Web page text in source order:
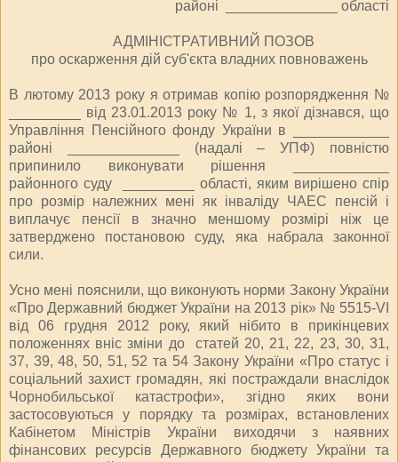
районі ______________ області
АДМІНІСТРАТИВНИЙ ПОЗОВ
про оскарження дій суб'єкта владних повноважень
В лютому 2013 року я отримав копію розпорядження №
_________ від 23.01.2013 року № 1, з якої дізнався, що
Управління Пенсійного фонду України в ____________
районі ______________ (надалі – УПФ) повністю
припинило виконувати рішення ____________
районного суду _________ області, яким вирішено спір
про розмір належних мені як інваліду ЧАЕС пенсій і
виплачує пенсії в значно меншому розмірі ніж це
затверджено постановою суду, яка набрала законної
сили.
Усно мені пояснили, що виконують норми Закону України
«Про Державний бюджет України на 2013 рік» № 5515-VI
від 06 грудня 2012 року, який нібито в прикінцевих
положеннях вніс зміни до статей 20, 21, 22, 23, 30, 31,
37, 39, 48, 50, 51, 52 та 54 Закону України «Про статус і
соціальний захист громадян, які постраждали внаслідок
Чорнобильської катастрофи», згідно яких вони
застосовуються у порядку та розмірах, встановлених
Кабінетом Міністрів України виходячи з наявних
фінансових ресурсів Державного бюджету України та